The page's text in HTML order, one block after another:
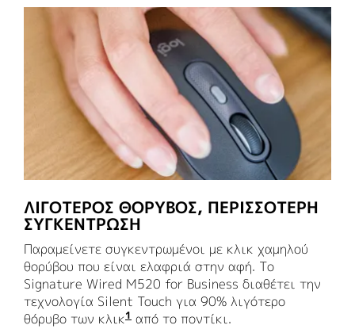
ΛΙΓΟΤΕΡΟΣ ΘΟΡΥΒΟΣ, ΠΕΡΙΣΣΟΤΕΡΗ
ΣΥΓΚΕΝΤΡΩΣΗ
Παραμείνετε συγκεντρωμένοι με κλικ χαμηλού
θορύβου που είναι ελαφριά στην αφή. Το
Signature Wired M520 for Business διαθέτει την
τεχνολογία Silent Touch για 90% λιγότερο
θόρυβο των κλικ1 Ο θόρυβος των κλικ μειώνεται
από το ποντίκι.